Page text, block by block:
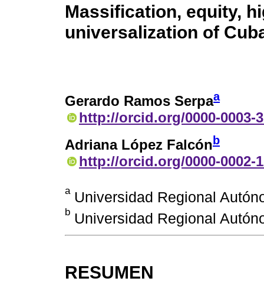
Massification, equity,
universalization of
Gerardo Ramos Serpaa
http://orcid.org/0000-0003-
Adriana López Falcón b
http://orcid.org/0000-0002-
aUniversidad Regional
b Universidad Regional
RESUMEN